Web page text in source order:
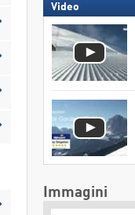
Video
Immagini